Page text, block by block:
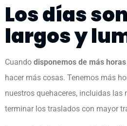
Los días
largos y
Cuando disponemos de más
hacer más cosas. Tenemos más
nuestros quehaceres, incluidas las
terminar los traslados con mayor